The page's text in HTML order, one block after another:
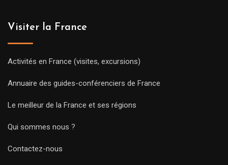
Visiter la France
Activités en France (visites, excursions)
Annuaire des guides-conférenciers de France
Le meilleur de la France et ses régions
Qui sommes nous ?
Contactez-nous